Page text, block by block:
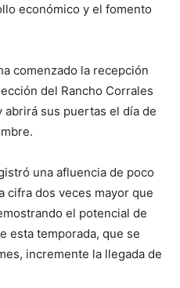
económico y el fomento
comenzado la recepción
del Rancho Corrales
abrirá sus puertas el día de
una afluencia de poco
cifra dos veces mayor que
el potencial de
esta temporada, que se
incremente la llegada de